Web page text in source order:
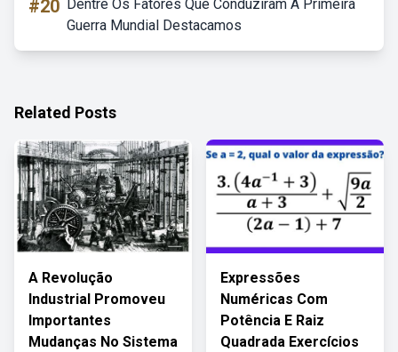
#20 Dentre Os Fatores Que Conduziram A Primeira
Guerra Mundial Destacamos
Related Posts
A Revolução
Industrial Promoveu
Importantes
Mudanças No Sistema
Expressões
Numéricas Com
Potência E Raiz
Quadrada Exercícios